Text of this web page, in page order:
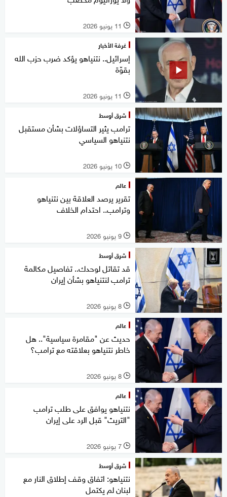
l 11 يونيو 2026
غرفة الأخبار
إسرائيل.. نتنياهو يؤكد ضرب حزب الله
بقوّة
l 11 يونيو 2026
شرق أوسط
ترامب يثير التساؤلات بشأن مستقبل
نتنياهو السياسي
l 10 يونيو 2026
عالم
تقرير يرصد العلاقة بين نتنياهو
وترامب.. احتدام الخلاف
l 9 يونيو 2026
شرق أوسط
قد تقاتل لوحدك.. تفاصيل مكالمة
ترامب لنتنياهو بشأن إيران
l 8 يونيو 2026
عالم
حديث عن "مقامرة سياسية".. هل
خاطر نتنياهو بعلاقته مع ترامب؟
l 8 يونيو 2026
عالم
نتنياهو يوافق على طلب ترامب
"التريث" قبل الرد على إيران
l 7 يونيو 2026
شرق أوسط
نتنياهو: اتفاق وقف إطلاق النار مع
لبنان لم يكتمل